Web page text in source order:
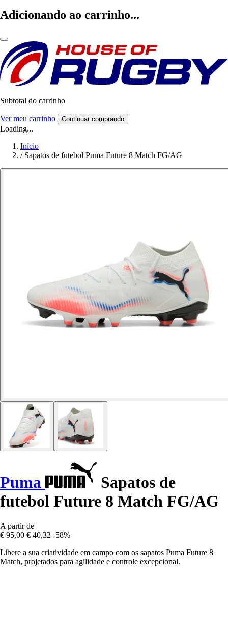
Adicionando ao carrinho...
Subtotal do carrinho
Ver meu carrinho Continuar comprando
Loading...
Início
/ Sapatos de futebol Puma Future 8 Match FG/AG
Puma
Sapatos de
futebol Future 8 Match FG/AG
A partir de
€ 95,00 € 40,32 -58%
Libere a sua criatividade em campo com os sapatos Puma Future 8
Match, projetados para agilidade e controle excepcional.